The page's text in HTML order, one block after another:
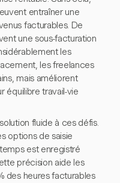
entraîner une
facturables. De
une sous-facturation
les
les freelances
mais améliorent
équilibre travail-vie
fluide à ces défis.
options de saisie
est enregistré
précision aide les
des heures facturables